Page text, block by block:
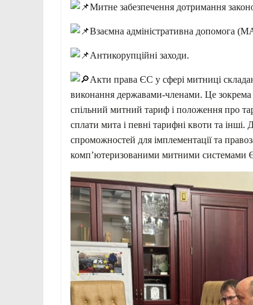
Митне забезпечення дотримання
Взаємна адміністративна допомога
Антикорупційні заходи.
Акти права ЄС у сфері митниці
виконання державами-членами. Це
спільний митний тариф і положення про
сплати мита і певні тарифні квоти та
спроможностей для імплементації та
комп’ютеризованими митними системами